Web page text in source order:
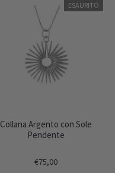
ESAURITO
Collana Argento con Sole
Pendente
€75,00